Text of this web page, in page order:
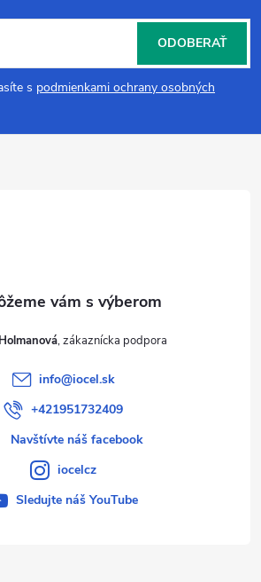
s podmienkami ochrany osobných
ODOBERAŤ
info@iocel.sk
+421951732409
Navštívte náš facebook
iocelcz
Sledujte náš YouTube